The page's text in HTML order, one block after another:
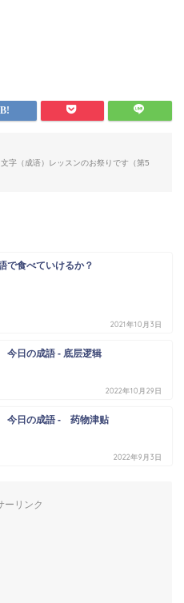
字（成语）レッスンのお祭りです（第5
で食べていけるか？
2021年10月3日
日の成語 - 底层逻辑
2022年10月29日
今日の成語 - 药物津贴
2022年9月3日
ーリンク